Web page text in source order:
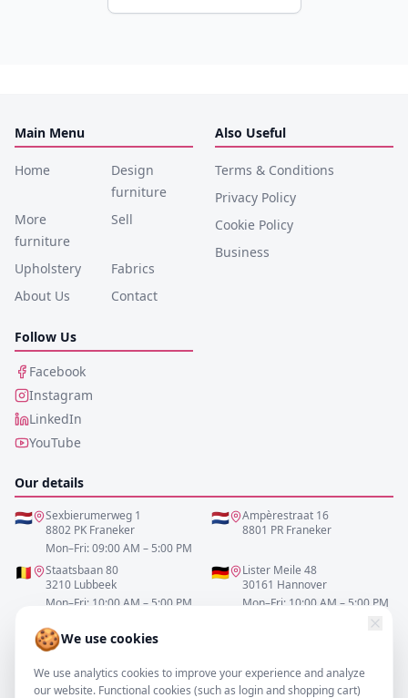
🍪We use cookies
We use analytics cookies to improve your experience and analyze
our website. Functional cookies (such as login and shopping cart)
Main Menu
Home
Design
furniture
More
furniture
Sell
Upholstery
Fabrics
About Us
Contact
Also Useful
Terms & Conditions
Privacy Policy
Cookie Policy
Business
Follow Us
Facebook
Instagram
LinkedIn
YouTube
Our details
🇳🇱
Sexbierumerweg 1
8802 PK Franeker
Mon–Fri: 09:00 AM – 5:00 PM
🇳🇱
Ampèrestraat 16
8801 PR Franeker
🇧🇪
Staatsbaan 80
3210 Lubbeek
Mon–Fri: 10:00 AM – 5:00 PM
🇩🇪
Lister Meile 48
30161 Hannover
Mon–Fri: 10:00 AM – 5:00 PM
0517-700521
info@resofa.nl